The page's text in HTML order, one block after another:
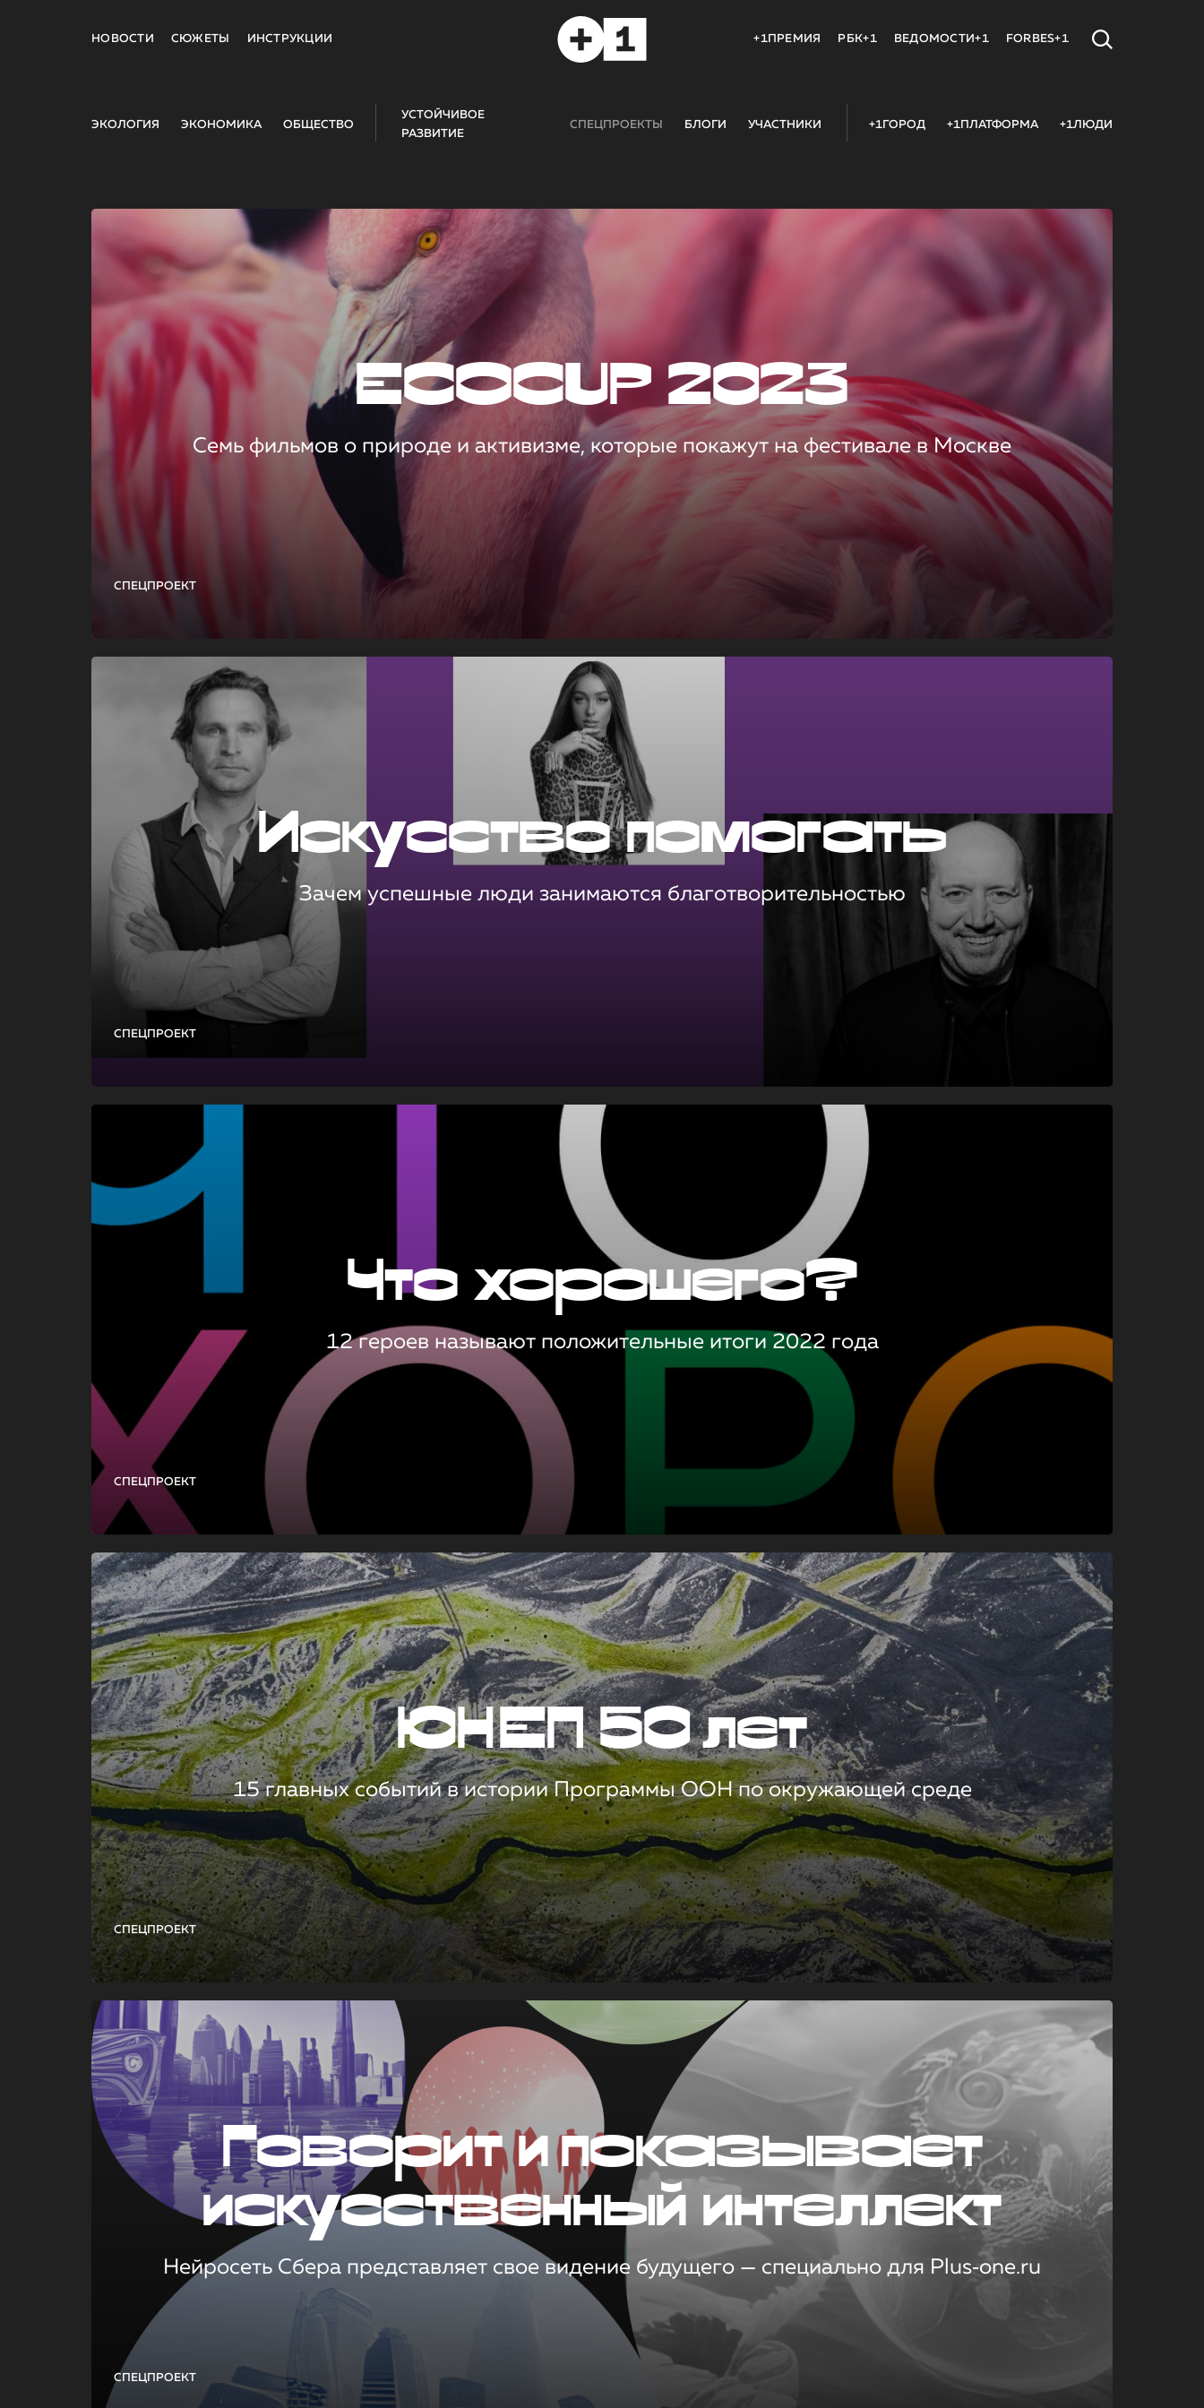
НОВОСТИ СЮЖЕТЫ ИНСТРУКЦИИ +1ПРЕМИЯ РБК+1 ВЕДОМОСТИ+1 FORBES+1
ЭКОЛОГИЯ ЭКОНОМИКА ОБЩЕСТВО
УСТОЙЧИВОЕ
РАЗВИТИЕ
СПЕЦПРОЕКТЫ БЛОГИ УЧАСТНИКИ +1ГОРОД +1ПЛАТФОРМА +1ЛЮДИ
СПЕЦПРОЕКТ
ECOCUP 2023
Семь фильмов о природе и активизме, которые покажут на фестивале в Москве
СПЕЦПРОЕКТ
Искусство помогать
Зачем успешные люди занимаются благотворительностью
СПЕЦПРОЕКТ
Что хорошего?
12 героев называют положительные итоги 2022 года
СПЕЦПРОЕКТ
ЮНЕП 50 лет
15 главных событий в истории Программы ООН по окружающей среде
СПЕЦПРОЕКТ
Говорит и показывает
искусственный интеллект
Нейросеть Сбера представляет свое видение будущего — специально для Plus‑one.ru